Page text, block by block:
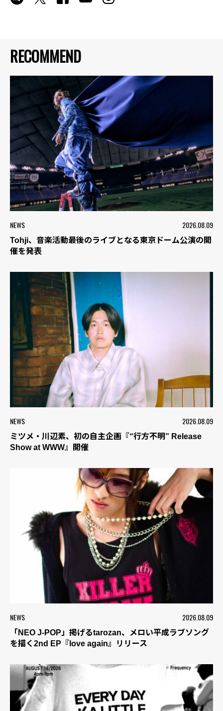
RECOMMEND
NEWS 2026.08.09
Tohji、音楽活動最後のライブとなる東京ドーム公演の開
催を発表
NEWS 2026.08.09
ミツメ・川辺素、初の自主企画『“行方不明” Release
Show at WWW』開催
NEWS 2026.08.09
「NEO J-POP」掲げるtarozan、メロい平成ラブソング
を描く2nd EP『love again』リリース